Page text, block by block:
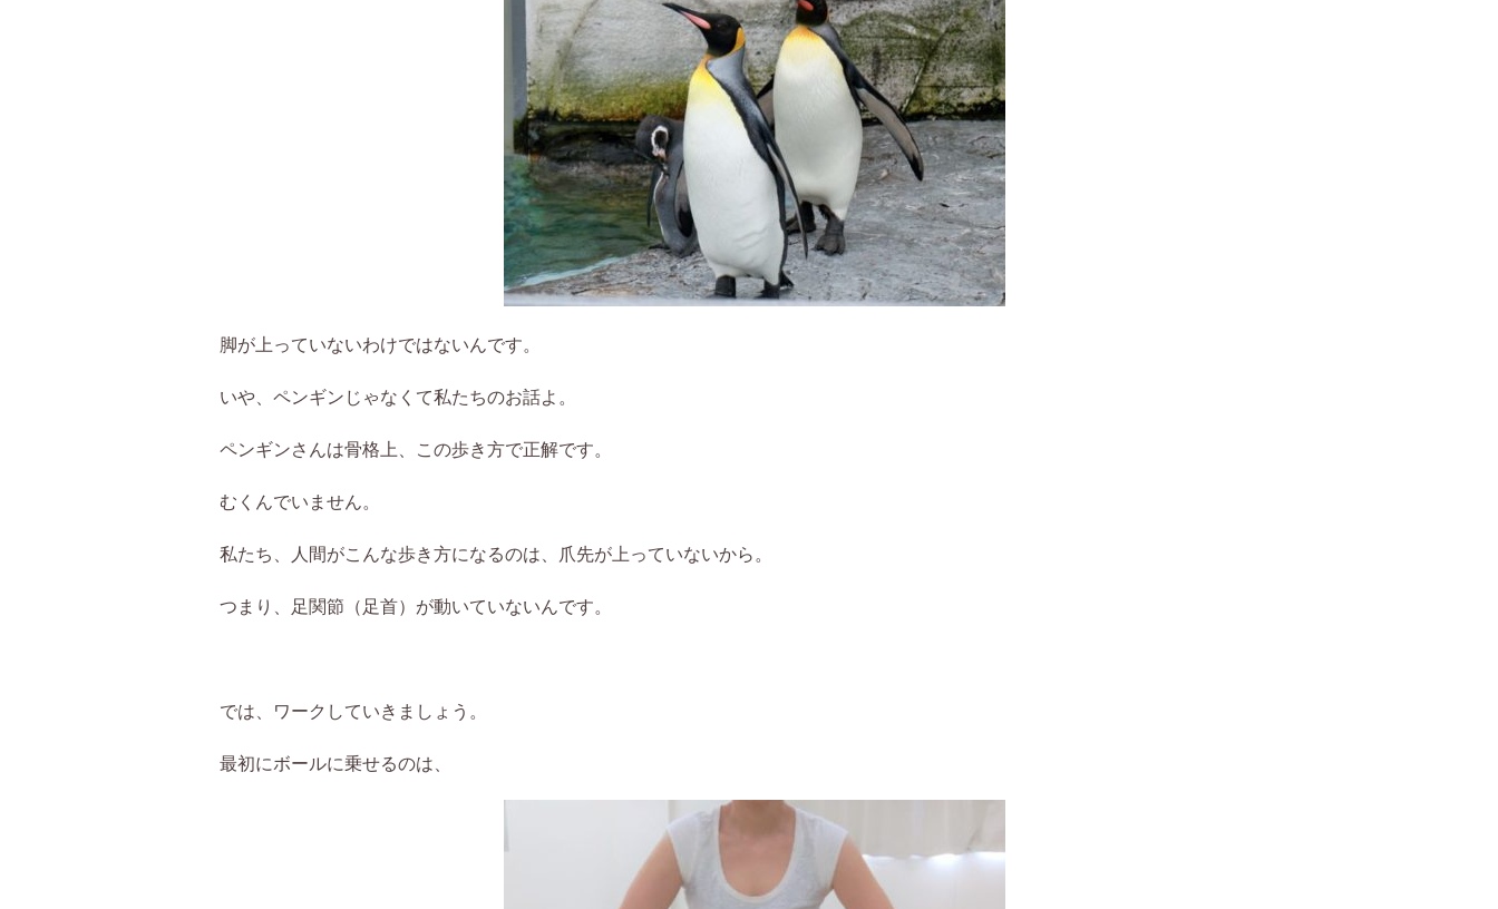
脚が上っていないわけではないんです。
いや、ペンギンじゃなくて私たちのお話よ。
ペンギンさんは骨格上、この歩き方で正解です。
むくんでいません。
私たち、人間がこんな歩き方になるのは、爪先が上っていないから。
つまり、足関節（足首）が動いていないんです。
では、ワークしていきましょう。
最初にボールに乗せるのは、